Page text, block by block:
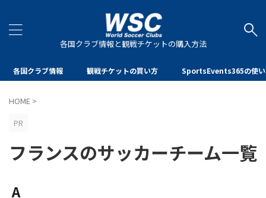
各国クラブ情報と観戦チケットの購入方法
各国クラブ情報 観戦チケットの買い方 SportsEvents365の使
HOME >
PR
フランスのサッカーチーム一覧
A